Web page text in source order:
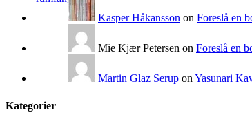
Kasper Håkansson on Foreslå en
Mie Kjær Petersen on Foreslå en
Martin Glaz Serup onYasunari
Kategorier